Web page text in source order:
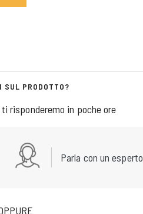
SUL PRODOTTO?
risponderemo in poche ore
Parla con un esperto